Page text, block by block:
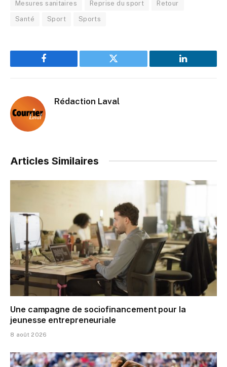
Mesures sanitaires Reprise du sport Retour
Santé Sport Sports
Facebook Twitter LinkedIn
Rédaction Laval
Articles Similaires
Une campagne de sociofinancement pour la
jeunesse entrepreneuriale
8 août 2026